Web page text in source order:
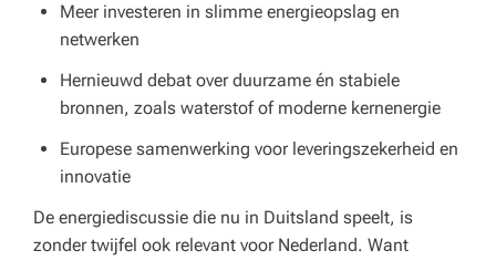
Meer investeren in slimme energieopslag en
netwerken
Hernieuwd debat over duurzame én stabiele
bronnen, zoals waterstof of moderne kernenergie
Europese samenwerking voor leveringszekerheid en
innovatie
De energiediscussie die nu in Duitsland speelt, is
zonder twijfel ook relevant voor Nederland. Want